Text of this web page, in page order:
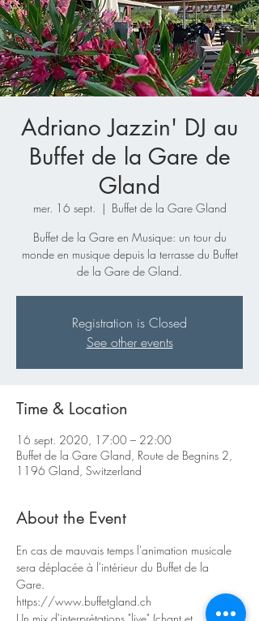
Adriano Jazzin' DJ au
Buffet de la Gare de
Gland
mer. 16 sept.
  |
Buffet de la Gare Gland
Buffet de la Gare en Musique: un tour du
monde en musique depuis la terrasse du Buffet
de la Gare de Gland.
Registration is Closed
See other events
Time & Location
16 sept. 2020, 17:00 – 22:00
Buffet de la Gare Gland, Route de Begnins 2,
1196 Gland, Switzerland
About the Event
En cas de mauvais temps l'animation musicale
sera déplacée à l'intérieur du Buffet de la
Gare.
https://www.buffetgland.ch